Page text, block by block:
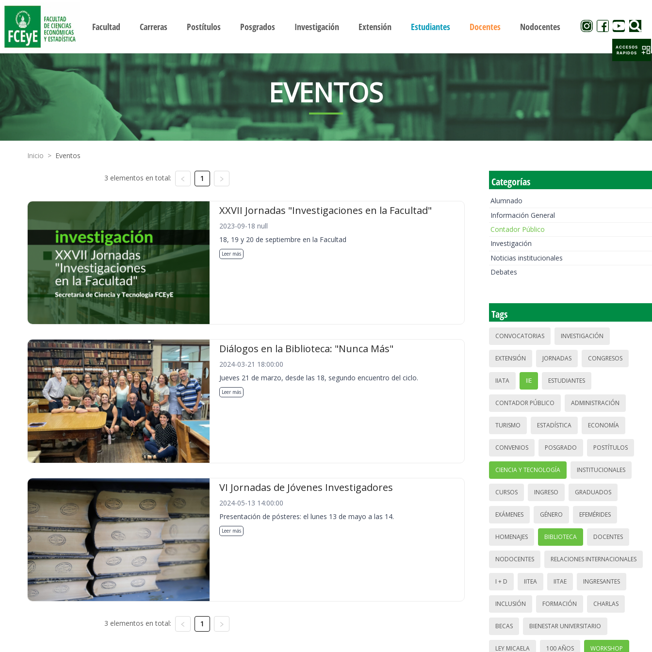
Facultad Carreras Postítulos Posgrados Investigación Extensión Estudiantes Docentes Nodocentes
EVENTOS
Inicio > Eventos
3 elementos en total: 1
XXVII Jornadas "Investigaciones en la Facultad"
2023-09-18 null
18, 19 y 20 de septiembre en la Facultad
Leer más
Diálogos en la Biblioteca: "Nunca Más"
2024-03-21 18:00:00
Jueves 21 de marzo, desde las 18, segundo encuentro del ciclo.
Leer más
VI Jornadas de Jóvenes Investigadores
2024-05-13 14:00:00
Presentación de pósteres: el lunes 13 de mayo a las 14.
Leer más
3 elementos en total: 1
Categorías
Alumnado
Información General
Contador Público
Investigación
Noticias institucionales
Debates
Tags
CONVOCATORIAS INVESTIGACIÓN
EXTENSIÓN JORNADAS CONGRESOS
IIATA IIE ESTUDIANTES
CONTADOR PÚBLICO ADMINISTRACIÓN
TURISMO ESTADÍSTICA ECONOMÍA
CONVENIOS POSGRADO POSTÍTULOS
CIENCIA Y TECNOLOGÍA INSTITUCIONALES
CURSOS INGRESO GRADUADOS
EXÁMENES GÉNERO EFEMÉRIDES
HOMENAJES BIBLIOTECA DOCENTES
NODOCENTES RELACIONES INTERNACIONALES
I + D IITEA IITAE INGRESANTES
INCLUSIÓN FORMACIÓN CHARLAS
BECAS BIENESTAR UNIVERSITARIO
LEY MICAELA 100 AÑOS WORKSHOP
ACCESOS
RAPIDOS